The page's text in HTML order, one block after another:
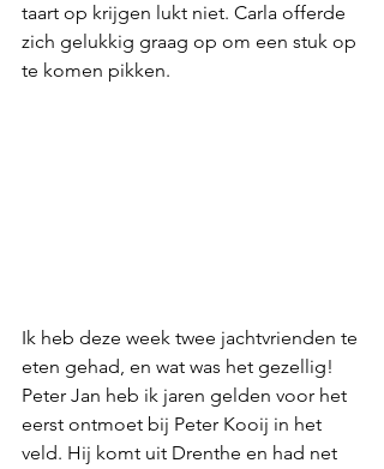
taart op krijgen lukt niet. Carla offerde
zich gelukkig graag op om een stuk op
te komen pikken.
Ik heb deze week twee jachtvrienden te
eten gehad, en wat was het gezellig!
Peter Jan heb ik jaren gelden voor het
eerst ontmoet bij Peter Kooij in het
veld. Hij komt uit Drenthe en had net